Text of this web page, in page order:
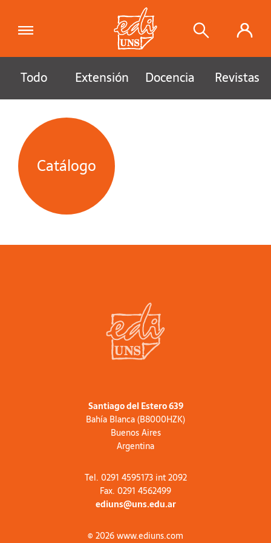
Todo Extensión Docencia Revistas
Catálogo
Santiago del Estero 639
Bahía Blanca (B8000HZK)
Buenos Aires
Argentina
Tel. 0291 4595173 int 2092
Fax. 0291 4562499
ediuns@uns.edu.ar
© 2026 www.ediuns.com